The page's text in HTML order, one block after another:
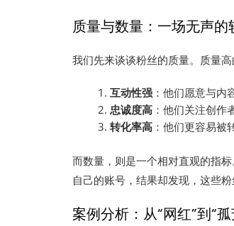
质量与数量：一场无声的
我们先来谈谈粉丝的质量。质量
互动性强 ：他们愿意与内
忠诚度高 ：他们关注创作
转化率高 ：他们更容易被
而数量，则是一个相对直观的指
自己的账号，结果却发现，这些
案例分析：从“网红”到“